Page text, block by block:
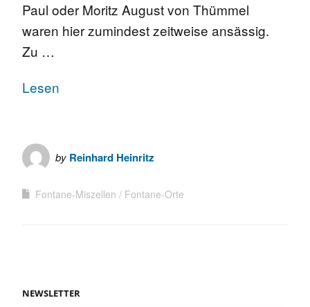
Paul oder Moritz August von Thümmel
waren hier zumindest zeitweise ansässig.
Zu …
Lesen
by Reinhard Heinritz
Fontane-Miszellen Fontane-Orte
NEWSLETTER